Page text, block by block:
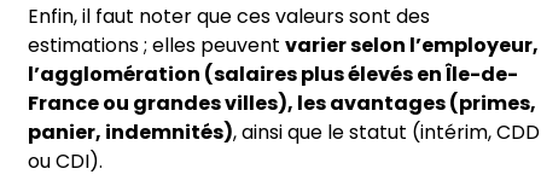
Enfin, il faut noter que ces valeurs sont des
estimations ; elles peuvent varier selon l’employeur,
l’agglomération (salaires plus élevés en Île-de-
France ou grandes villes), les avantages (primes,
panier, indemnités), ainsi que le statut (intérim, CDD
ou CDI).